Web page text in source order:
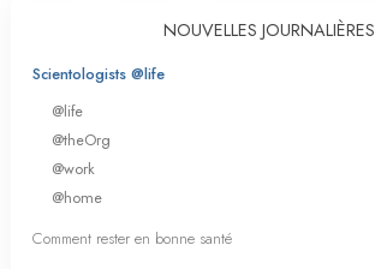
NOUVELLES JOURNALIÈRES
Scientologists @life
@life
@theOrg
@work
@home
Comment rester en bonne santé